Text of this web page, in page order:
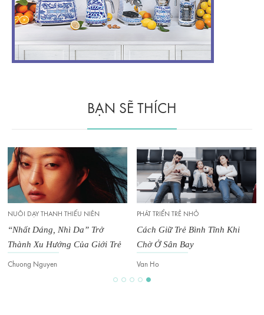
BẠN SẼ THÍCH
NUÔI DẠY THANH THIẾU NIÊN
“Nhất Dáng, Nhì Da” Trở
Thành Xu Hướng Của Giới Trẻ
Chuong Nguyen
PHÁT TRIỂN TRẺ NHỎ
Cách Giữ Trẻ Bình Tĩnh Khi
Chờ Ở Sân Bay
Van Ho